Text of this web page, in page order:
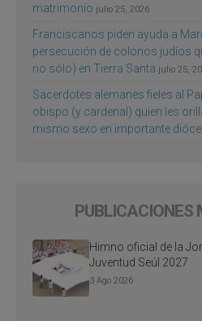
matrimonio julio 25, 2026
Franciscanos piden ayuda a
persecución de colonos judíos
no sólo) en Tierra Santa julio 25,
Sacerdotes alemanes fieles al
obispo (y cardenal) quien les
mismo sexo en importante
PUBLICACIONES
Himno oficial de la
Juventud Seúl 2027
3 Ago 2026